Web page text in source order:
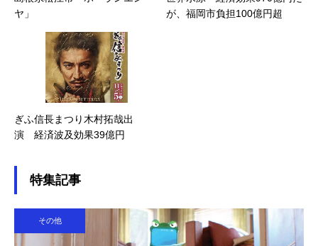
ヤ」
が、福岡市負担100億円超
ぎふ信長まつり木村拓哉出
演 経済波及効果39億円
特集記事
その他